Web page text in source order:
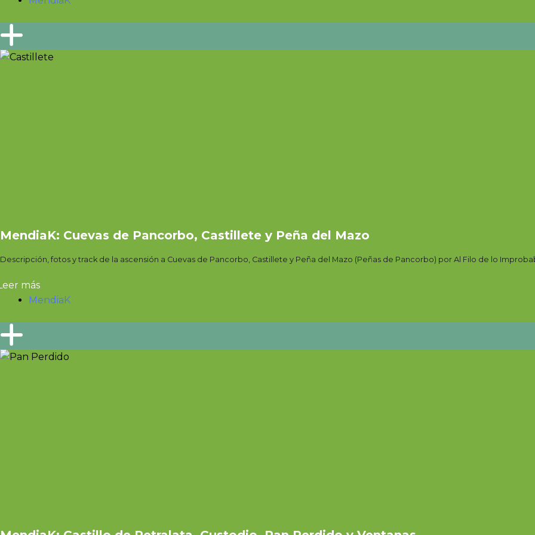
MendiaK: Cuevas de Pancorbo, Castillete y Peña del Mazo
Descripción, fotos y track de la ascensión a Cuevas de Pancorbo, Castillete y Peña del Mazo (Peñas de Pancorbo) por Al Filo de lo
más
MendiaK